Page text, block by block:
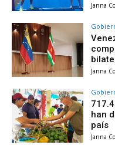
Janna
Janna
han
país
Janna